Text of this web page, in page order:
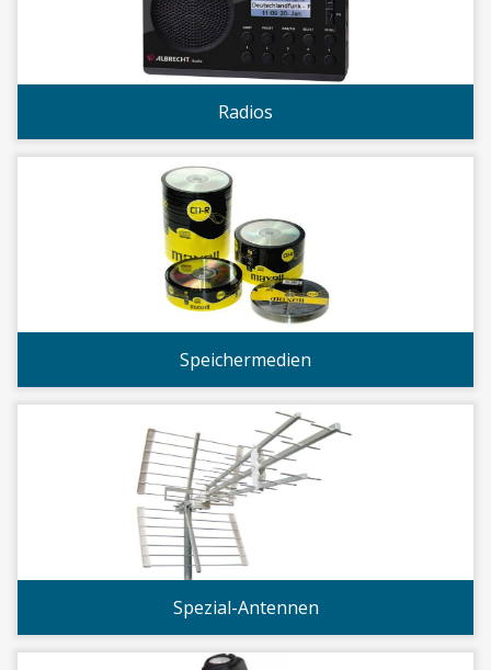
Radios
Speichermedien
Spezial-Antennen